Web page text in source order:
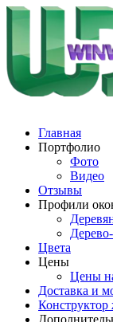
Главная
Портфолио
Фото
Видео
Отзывы
Профили
Цвета
Цены
Цены
Доставка и
Конструктор